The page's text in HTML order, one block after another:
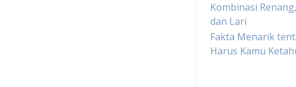
Kombinasi
dan Lari
Fakta Menarik
Harus Kamu